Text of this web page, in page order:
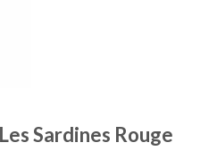
Sardines Rouge